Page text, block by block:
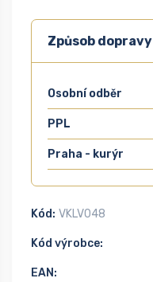
Způsob dopravy
Osobní odběr
PPL
Praha - kurýr
Kód: VKLV048
Kód výrobce:
EAN: